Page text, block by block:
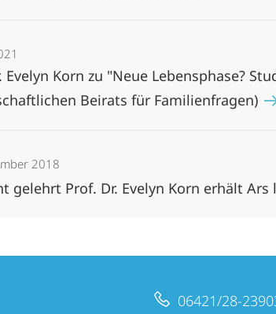
Evelyn Korn zu "Neue Lebensphase?
Beirats für Familienfragen)
2018
gelehrt Prof. Dr. Evelyn Korn erhält Ars
06421/28-